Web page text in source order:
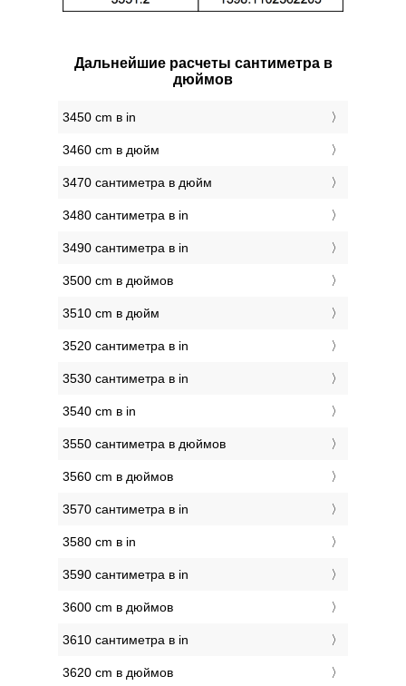
Дальнейшие расчеты сантиметра в
дюймов
3450 cm в in
3460 cm в дюйм
3470 сантиметра в дюйм
3480 сантиметра в in
3490 сантиметра в in
3500 cm в дюймов
3510 cm в дюйм
3520 сантиметра в in
3530 сантиметра в in
3540 cm в in
3550 сантиметра в дюймов
3560 cm в дюймов
3570 сантиметра в in
3580 cm в in
3590 сантиметра в in
3600 cm в дюймов
3610 сантиметра в in
3620 cm в дюймов